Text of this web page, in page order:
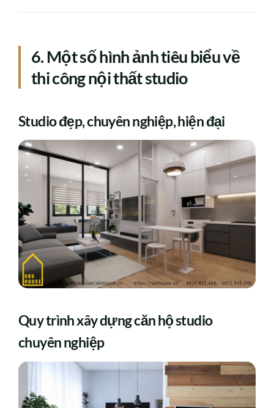
6. Một số hình ảnh tiêu biểu về
thi công nội thất studio
Studio đẹp, chuyên nghiệp, hiện đại
Quy trình xây dựng căn hộ studio
chuyên nghiệp